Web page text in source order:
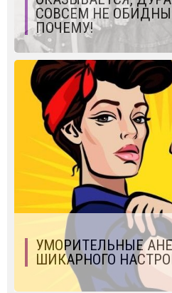
СОВСЕМ НЕ
ПОЧЕМУ!
УМОРИТЕЛЬНЫЕ
ШИКАРНОГО